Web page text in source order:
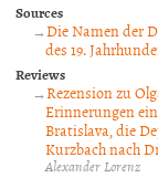
Sources
Die Namen der
des 19.
Reviews
Rezension zu
Erinnerungen
Bratislava, die
Kurzbach nach
Alexander Lorenz